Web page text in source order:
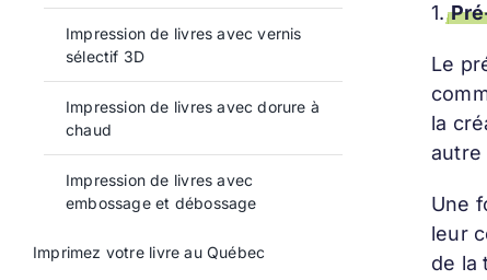
Impression de livres avec vernis
sélectif 3D
Impression de livres avec dorure à
chaud
Impression de livres avec
embossage et débossage
Imprimez votre livre au Québec
1.
Le
la
autre
Une
leur
de la